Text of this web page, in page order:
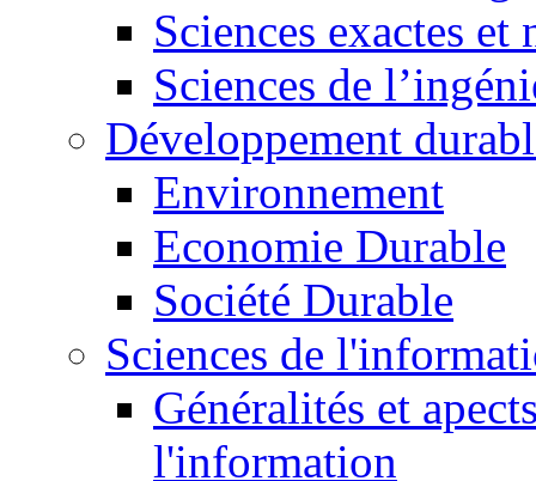
Sciences exactes et
Sciences de
Développement
Environnement
Economie Durable
Société Durable
Sciences de
Généralités et
l'information